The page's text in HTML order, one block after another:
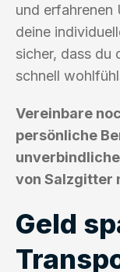
und erfahrenen
deine
sicher, dass du
schnell
Vereinbare
persönliche
von Salzgitter
Geld